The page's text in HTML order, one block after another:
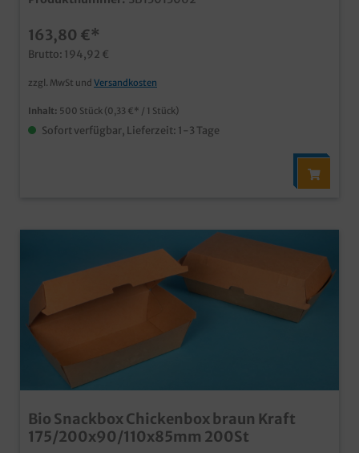
"Made in Germany" ab 25.000 Stück auch mit Ihrem
Sie gern
163,80 €*
Brutto: 194,92 €
zzgl. MwSt und Versandkosten
Inhalt: 500 Stück (0,33 €* / 1 Stück)
Sofort verfügbar, Lieferzeit: 1-3 Tage
Bio Snackbox Chickenbox braun Kraft
175/200x90/110x85mm 200St